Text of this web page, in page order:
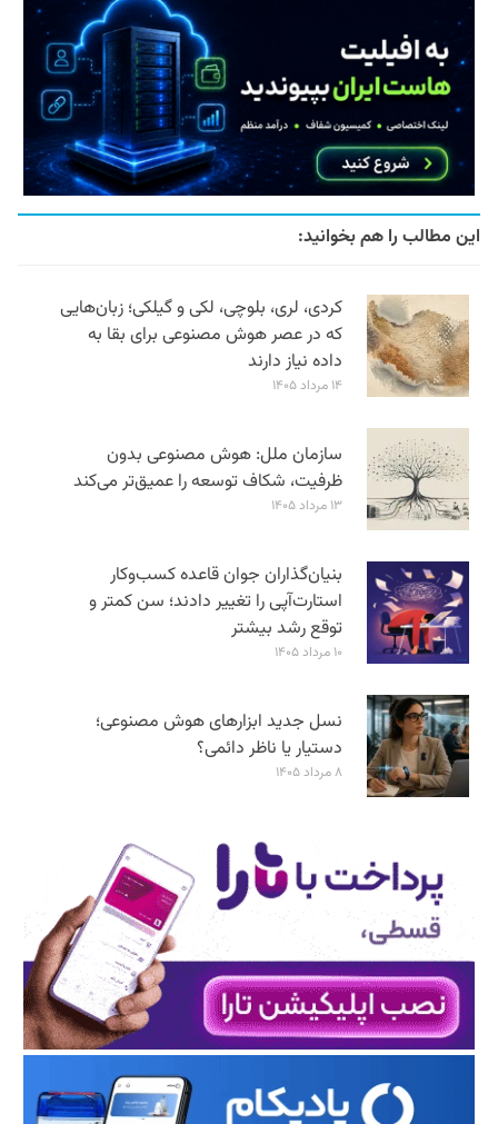
این مطالب را هم بخوانید:
کردی، لری، بلوچی، لکی و گیلکی؛ زبان‌هایی
که در عصر هوش مصنوعی برای بقا به
داده نیاز دارند
۱۴ مرداد ۱۴۰۵
سازمان ملل: هوش مصنوعی بدون
ظرفیت، شکاف توسعه را عمیق‌تر می‌کند
۱۳ مرداد ۱۴۰۵
بنیان‌گذاران جوان قاعده کسب‌وکار
استارت‌آپی را تغییر دادند؛ سن‌ کمتر و
توقع رشد بیشتر
۱۰ مرداد ۱۴۰۵
نسل جدید ابزارهای هوش مصنوعی؛
دستیار یا ناظر دائمی؟
۸ مرداد ۱۴۰۵